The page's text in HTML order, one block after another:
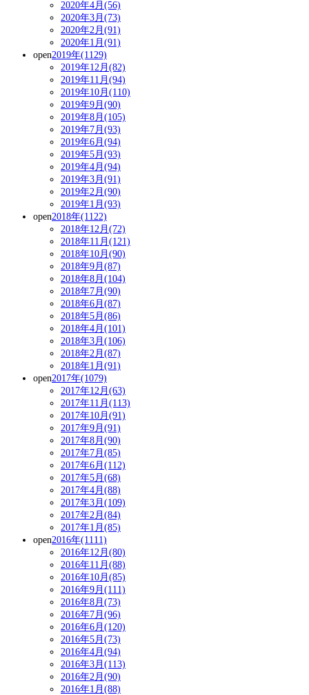
2020年4月(56)
2020年3月(73)
2020年2月(91)
2020年1月(91)
open2019年(1129)
2019年12月(82)
2019年11月(94)
2019年10月(110)
2019年9月(90)
2019年8月(105)
2019年7月(93)
2019年6月(94)
2019年5月(93)
2019年4月(94)
2019年3月(91)
2019年2月(90)
2019年1月(93)
open2018年(1122)
2018年12月(72)
2018年11月(121)
2018年10月(90)
2018年9月(87)
2018年8月(104)
2018年7月(90)
2018年6月(87)
2018年5月(86)
2018年4月(101)
2018年3月(106)
2018年2月(87)
2018年1月(91)
open2017年(1079)
2017年12月(63)
2017年11月(113)
2017年10月(91)
2017年9月(91)
2017年8月(90)
2017年7月(85)
2017年6月(112)
2017年5月(68)
2017年4月(88)
2017年3月(109)
2017年2月(84)
2017年1月(85)
open2016年(1111)
2016年12月(80)
2016年11月(88)
2016年10月(85)
2016年9月(111)
2016年8月(73)
2016年7月(96)
2016年6月(120)
2016年5月(73)
2016年4月(94)
2016年3月(113)
2016年2月(90)
2016年1月(88)